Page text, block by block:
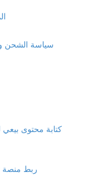
سياسة الشحن و
كتابة محتوى بيعي
ربط منصة